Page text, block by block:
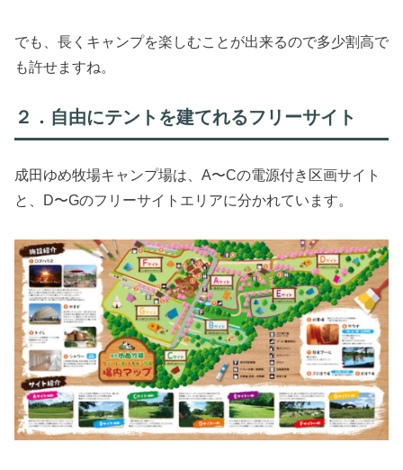
でも、長くキャンプを楽しむことが出来るので多少割高で
も許せますね。
２．自由にテントを建てれるフリーサイト
成田ゆめ牧場キャンプ場は、A〜Cの電源付き区画サイト
と、D〜Gのフリーサイトエリアに分かれています。